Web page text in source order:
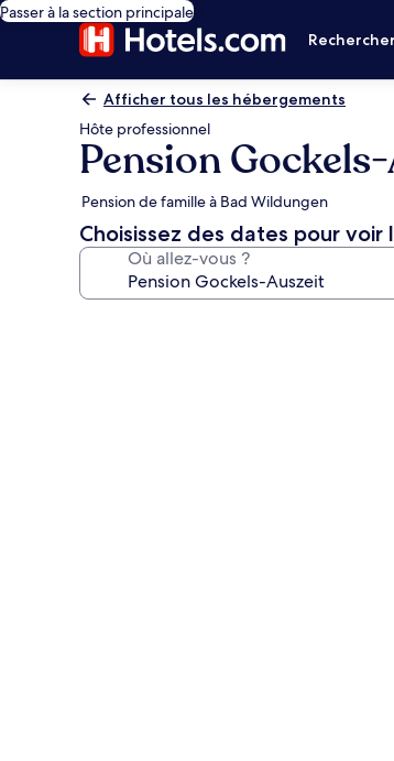
Passer à la section principale
Afficher tous les hébergements
Hôte professionnel
Pension
Pension de famille à Bad Wildungen
Choisissez des dates pour voir
Où allez-vous ?